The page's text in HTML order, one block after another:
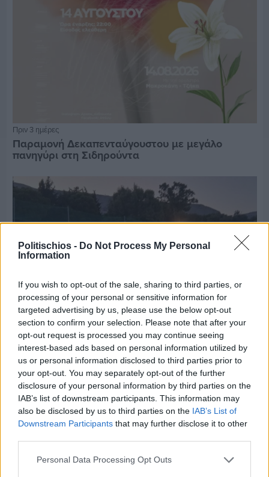
Politischios - Do Not Process My Personal
Information
If you wish to opt-out of the sale, sharing to third parties, or
processing of your personal or sensitive information for
targeted advertising by us, please use the below opt-out
section to confirm your selection. Please note that after your
opt-out request is processed you may continue seeing
interest-based ads based on personal information utilized by
us or personal information disclosed to third parties prior to
your opt-out. You may separately opt-out of the further
disclosure of your personal information by third parties on the
IAB’s list of downstream participants. This information may
also be disclosed by us to third parties on the IAB’s List of
Downstream Participants that may further disclose it to other
Personal Data Processing Opt Outs
Πριν 3 ημέρες
Παραμονή Δεκαπενταύγουστου με μεγάλο
πανηγύρι στη Σιδηρούντα
Πριν 3 ημέρες
70 χρόνια ιστορίας και συγκίνησης για το
Ανδρεάδειο Γυμνάσιο Βροντάδου